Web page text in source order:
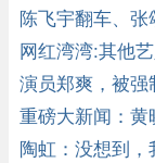
陈飞宇翻车、
网红湾湾:其他
演员郑爽，被
重磅大新闻：
陶虹：没想到